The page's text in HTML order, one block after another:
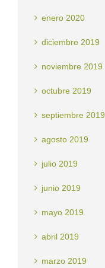
enero 2020
diciembre 2019
noviembre 2019
octubre 2019
septiembre 2019
agosto 2019
julio 2019
junio 2019
mayo 2019
abril 2019
marzo 2019